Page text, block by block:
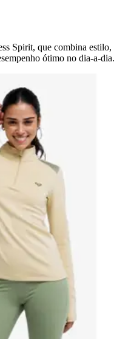
Spirit, que combina estilo,
ótimo no dia-a-dia.